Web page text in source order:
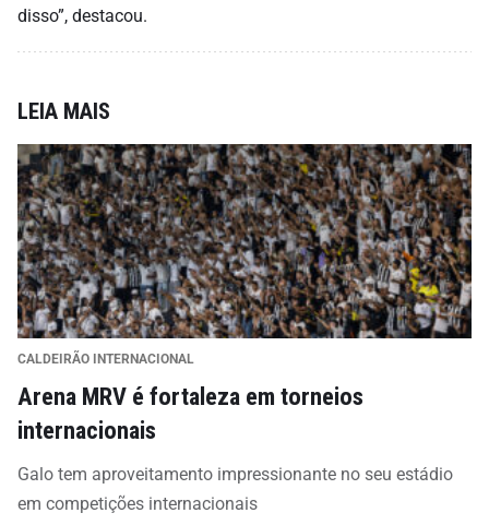
disso”, destacou.
LEIA MAIS
CALDEIRÃO INTERNACIONAL
Arena MRV é fortaleza em torneios
internacionais
Galo tem aproveitamento impressionante no seu estádio
em competições internacionais